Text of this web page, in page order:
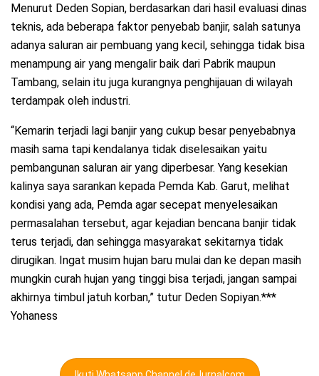
Menurut Deden Sopian, berdasarkan dari hasil evaluasi dinas
teknis, ada beberapa faktor penyebab banjir, salah satunya
adanya saluran air pembuang yang kecil, sehingga tidak bisa
menampung air yang mengalir baik dari Pabrik maupun
Tambang, selain itu juga kurangnya penghijauan di wilayah
terdampak oleh industri.
“Kemarin terjadi lagi banjir yang cukup besar penyebabnya
masih sama tapi kendalanya tidak diselesaikan yaitu
pembangunan saluran air yang diperbesar. Yang kesekian
kalinya saya sarankan kepada Pemda Kab. Garut, melihat
kondisi yang ada, Pemda agar secepat menyelesaikan
permasalahan tersebut, agar kejadian bencana banjir tidak
terus terjadi, dan sehingga masyarakat sekitarnya tidak
dirugikan. Ingat musim hujan baru mulai dan ke depan masih
mungkin curah hujan yang tinggi bisa terjadi, jangan sampai
akhirnya timbul jatuh korban,” tutur Deden Sopiyan.***
Yohaness